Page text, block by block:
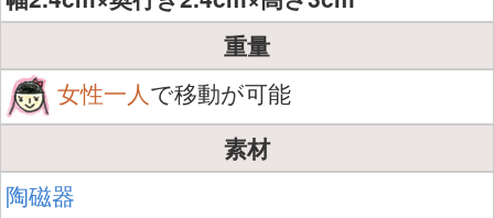
重量
女性一人で移動が可能
素材
陶磁器